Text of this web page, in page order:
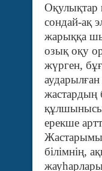
Оқулықтар
сондай-ақ
жарыққа
озық оқу
жүрген,
жастардың
ерекше
білімнің,